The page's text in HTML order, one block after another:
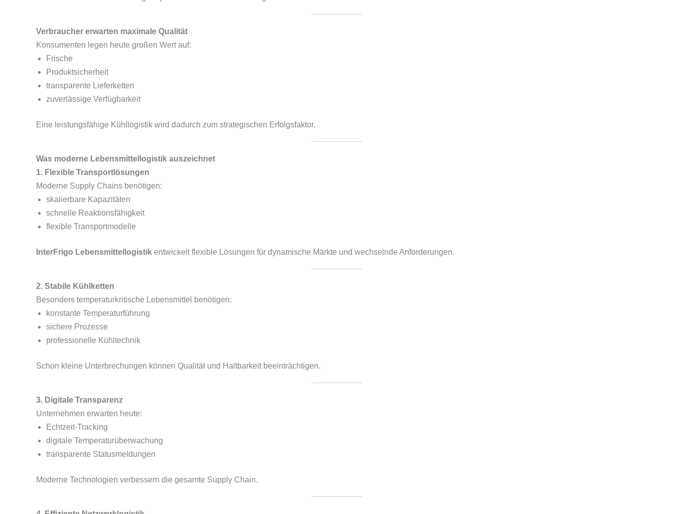
Verbraucher erwarten maximale Qualität
Konsumenten legen heute großen Wert auf:
Frische
Produktsicherheit
transparente Lieferketten
zuverlässige Verfügbarkeit
Eine leistungsfähige Kühllogistik wird dadurch zum strategischen Erfolgsfaktor.
Was moderne Lebensmittellogistik auszeichnet
1. Flexible Transportlösungen
Moderne Supply Chains benötigen:
skalierbare Kapazitäten
schnelle Reaktionsfähigkeit
flexible Transportmodelle
InterFrigo Lebensmittellogistik entwickelt flexible Lösungen für dynamische Märkte und wechselnde Anforderungen.
2. Stabile Kühlketten
Besonders temperaturkritische Lebensmittel benötigen:
konstante Temperaturführung
sichere Prozesse
professionelle Kühltechnik
Schon kleine Unterbrechungen können Qualität und Haltbarkeit beeinträchtigen.
3. Digitale Transparenz
Unternehmen erwarten heute:
Echtzeit-Tracking
digitale Temperaturüberwachung
transparente Statusmeldungen
Moderne Technologien verbessern die gesamte Supply Chain.